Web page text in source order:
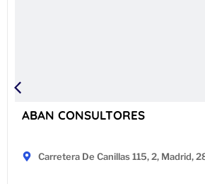
ABAN CONSULTORES
Carretera De Canillas 115, 2, Madrid,